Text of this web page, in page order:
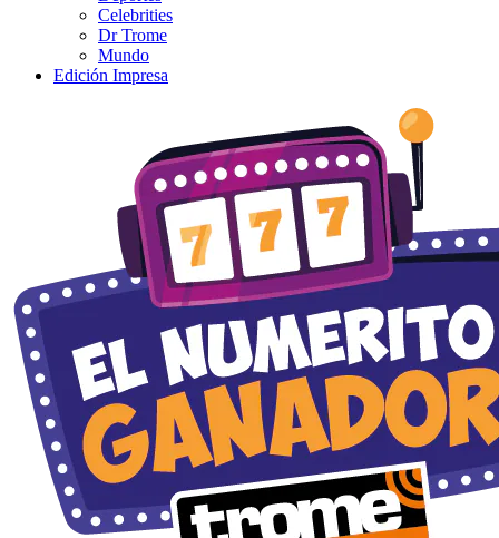
Celebrities
Dr Trome
Mundo
Edición Impresa